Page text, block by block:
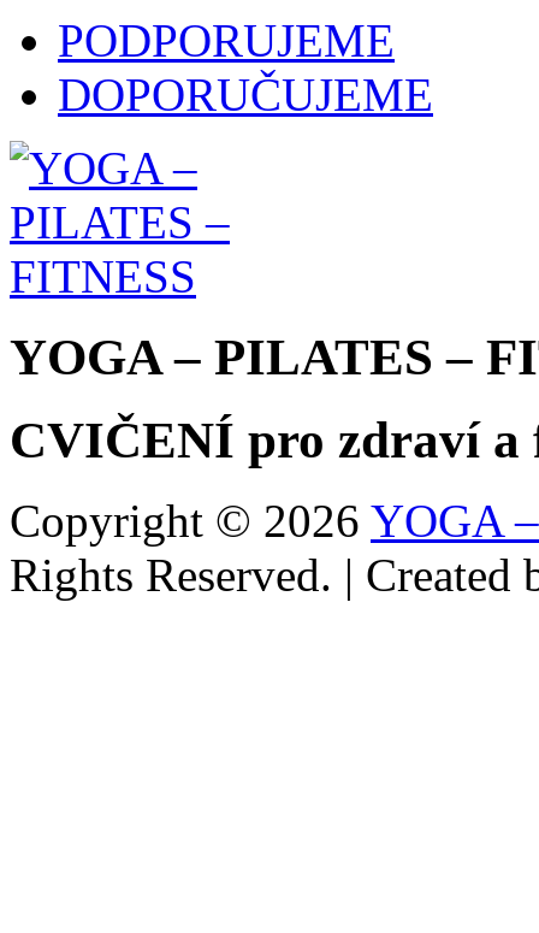
PODPORUJEME
DOPORUČUJEME
YOGA – PILATES –
CVIČENÍ pro zdraví a
Copyright © 2026 YOGA
Rights Reserved. | Created